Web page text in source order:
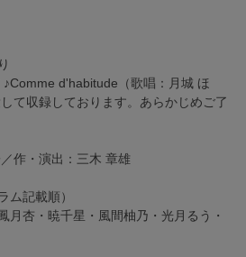
♪Comme d'habitude（歌唱：月城 ほ
て収録しております。あらかじめご了
作・演出：三木 章雄
ム記載順）
月杏・暁千星・風間柚乃・光月るう・